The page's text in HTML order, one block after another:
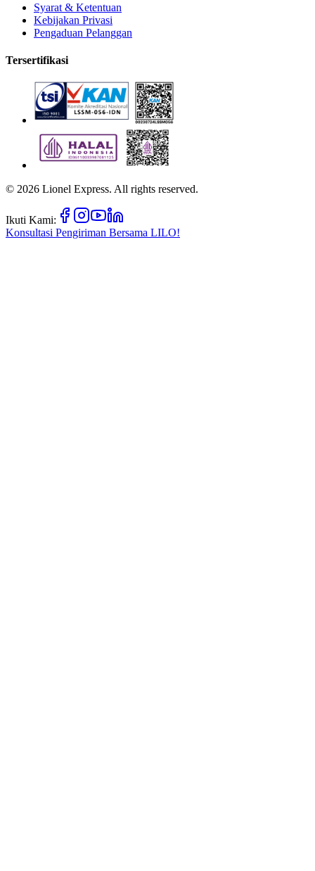
Syarat & Ketentuan
Kebijakan Privasi
Pengaduan Pelanggan
Tersertifikasi
© 2026 Lionel Express. All rights reserved.
Ikuti Kami:
Konsultasi Pengiriman Bersama LILO!